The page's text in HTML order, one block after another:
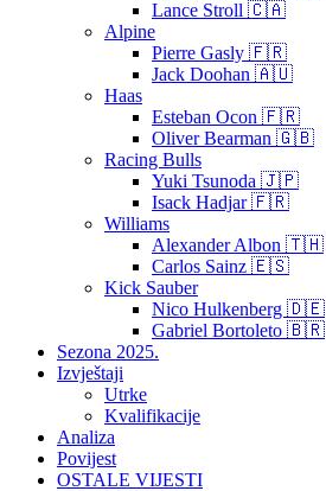
Lance Stroll 🇨🇦
Alpine
Pierre Gasly 🇫🇷
Jack Doohan 🇦🇺
Haas
Esteban Ocon 🇫🇷
Oliver Bearman 🇬🇧
Racing Bulls
Yuki Tsunoda 🇯🇵
Isack Hadjar 🇫🇷
Williams
Alexander Albon 🇹🇭
Carlos Sainz 🇪🇸
Kick Sauber
Nico Hulkenberg 🇩🇪
Gabriel Bortoleto 🇧🇷
Sezona 2025.
Izvještaji
Utrke
Kvalifikacije
Analiza
Povijest
OSTALE VIJESTI